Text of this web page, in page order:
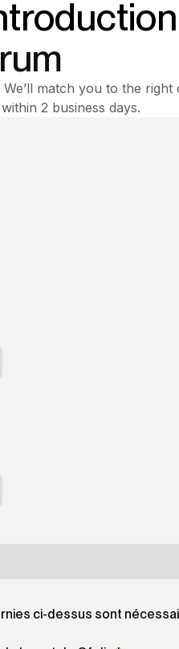
match you to the right
2 business days.
ci-dessus sont